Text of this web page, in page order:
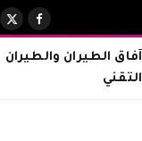
فيسبوك
X
آفاق الطيران والطيران
التقني